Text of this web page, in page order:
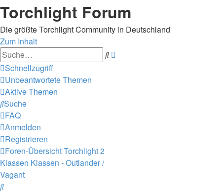
Torchlight Forum
Die größte Torchlight Community in Deutschland
Zum Inhalt
Suche
Schnellzugriff
Unbeantwortete Themen
Aktive Themen
Suche
FAQ
Anmelden
Registrieren
Foren-ÜbersichtTorchlight 2
Klassen Klassen - Outlander /
Vagant
Suche